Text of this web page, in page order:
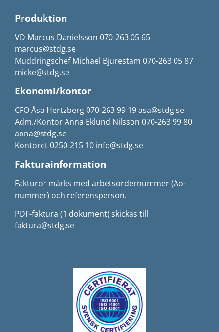
Produktion
VD Marcus Danielsson 070-263 05 65
marcus@stdg.se
Muddringschef Michael Bjurestam 070-263 05 87
micke@stdg.se
Ekonomi/kontor
CFO Åsa Hertzberg 070-263 99 19 asa@stdg.se
Adm./Kontor Anna Eklund Nilsson 070-263 99 80
anna@stdg.se
Kontoret 0250-215 10 info@stdg.se
Fakturainformation
Fakturor märks med arbetsordernummer (Ao-
nummer) och referensperson.
PDF-faktura (1 dokument) skickas till
faktura@stdg.se